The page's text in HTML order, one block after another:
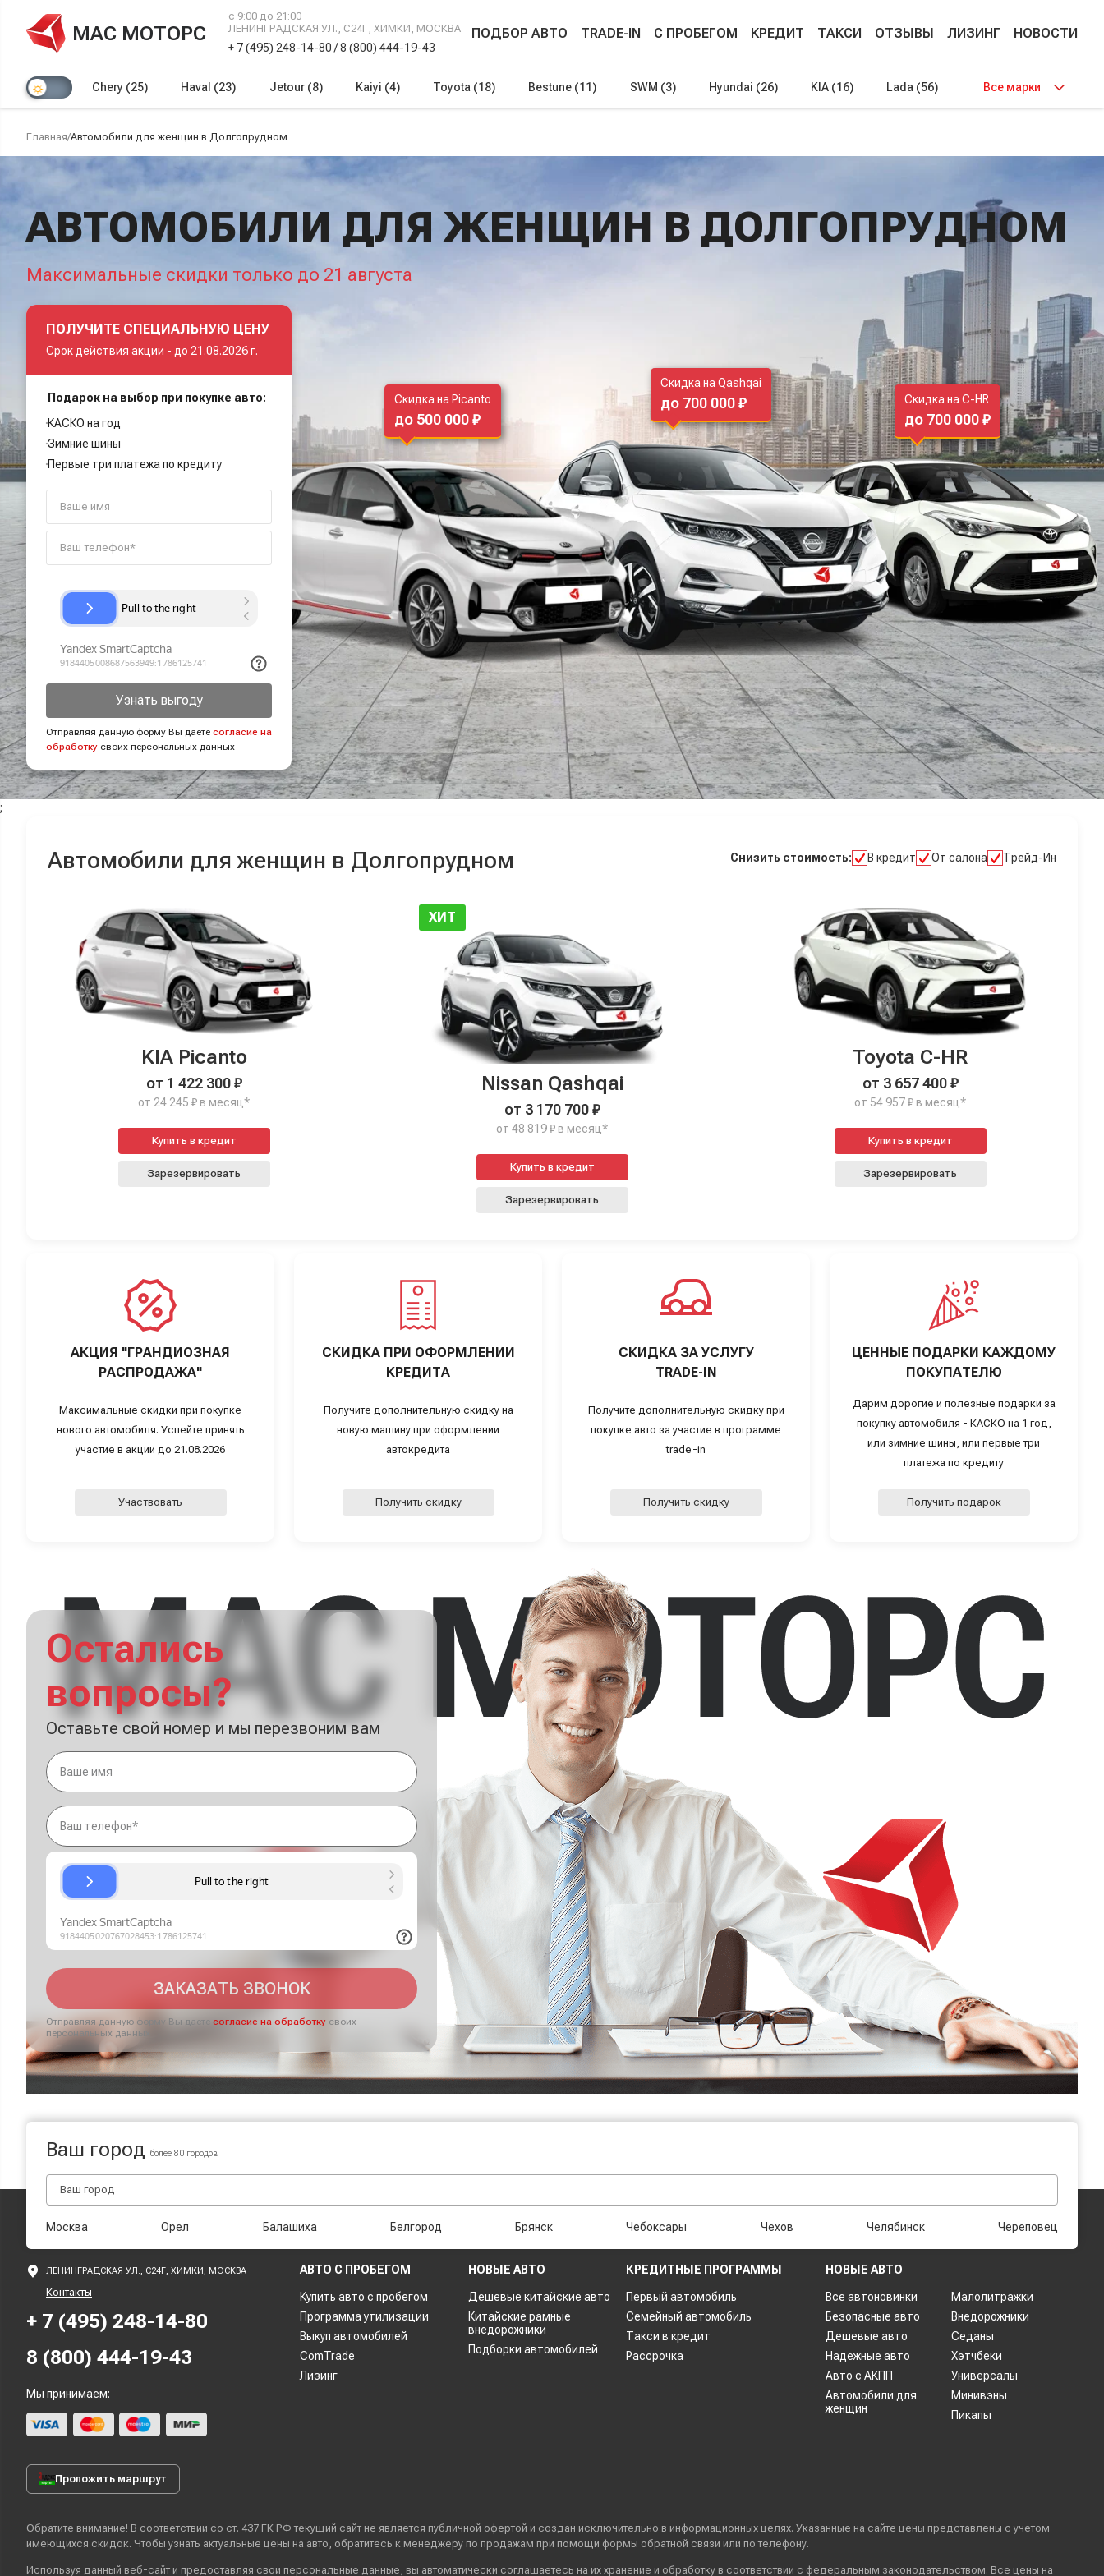
МАС МОТОРС
с 9:00 до 21:00
ЛЕНИНГРАДСКАЯ УЛ., С24Г, ХИМКИ, МОСКВА
+ 7 (495) 248-14-80 /8 (800) 444-19-43
ПОДБОР АВТО TRADE-IN С ПРОБЕГОМ КРЕДИТ ТАКСИ ОТЗЫВЫ ЛИЗИНГ НОВОСТИ
Chery (25) Haval (23) Jetour (8) Kaiyi (4) Toyota (18) Bestune (11) SWM (3) Hyundai (26) KIA (16) Lada (56) Все марки
Главная/Автомобили для женщин в Долгопрудном
АВТОМОБИЛИ ДЛЯ ЖЕНЩИН В ДОЛГОПРУДНОМ
Максимальные скидки только до 21 августа
ПОЛУЧИТЕ СПЕЦИАЛЬНУЮ ЦЕНУ
Срок действия акции - до 21.08.2026 г.
Подарок на выбор при покупке авто:
КАСКО на год
Зимние шины
Первые три платежа по кредиту
Узнать выгоду
Отправляя данную форму Вы даете согласие на
обработку своих персональных данных
Скидка на Picanto
до 500 000 ₽
Скидка на Qashqai
до 700 000 ₽ Скидка на C-HR
до 700 000 ₽
;
Автомобили для женщин в Долгопрудном Снизить стоимость: В кредит От салона Трейд-Ин
KIA Picanto
от 1 422 300 ₽
от 24 245 ₽ в месяц*
Купить в кредит
Зарезервировать
ХИТ
Nissan Qashqai
от 3 170 700 ₽
от 48 819 ₽ в месяц*
Купить в кредит
Зарезервировать
Toyota C-HR
от 3 657 400 ₽
от 54 957 ₽ в месяц*
Купить в кредит
Зарезервировать
АКЦИЯ "ГРАНДИОЗНАЯ
РАСПРОДАЖА"
Максимальные скидки при покупке
нового автомобиля. Успейте принять
участие в акции до 21.08.2026
Участвовать
СКИДКА ПРИ ОФОРМЛЕНИИ
КРЕДИТА
Получите дополнительную скидку на
новую машину при оформлении
автокредита
Получить скидку
СКИДКА ЗА УСЛУГУ
TRADE-IN
Получите дополнительную скидку при
покупке авто за участие в программе
trade-in
Получить скидку
ЦЕННЫЕ ПОДАРКИ КАЖДОМУ
ПОКУПАТЕЛЮ
Дарим дорогие и полезные подарки за
покупку автомобиля - КАСКО на 1 год,
или зимние шины, или первые три
платежа по кредиту
Получить подарок
Остались
вопросы?
Оставьте свой номер и мы перезвоним вам
ЗАКАЗАТЬ ЗВОНОК
Отправляя данную форму Вы даете согласие на обработку своих
персональных данных
Ваш город более 80 городов
Москва Орел Балашиха Белгород Брянск Чебоксары Чехов Челябинск Череповец
ЛЕНИНГРАДСКАЯ УЛ., С24Г, ХИМКИ, МОСКВА
Контакты
+ 7 (495) 248-14-80
8 (800) 444-19-43
Мы принимаем:
Проложить маршрут
АВТО С ПРОБЕГОМ
Купить авто с пробегом
Программа утилизации
Выкуп автомобилей
ComTrade
Лизинг
НОВЫЕ АВТО
Дешевые китайские авто
Китайские рамные
внедорожники
Подборки автомобилей
КРЕДИТНЫЕ ПРОГРАММЫ
Первый автомобиль
Семейный автомобиль
Такси в кредит
Рассрочка
НОВЫЕ АВТО
Все автоновинки
Безопасные авто
Дешевые авто
Надежные авто
Авто с АКПП
Автомобили для
женщин
Малолитражки
Внедорожники
Седаны
Хэтчбеки
Универсалы
Минивэны
Пикапы
Обратите внимание! В соответствии со ст. 437 ГК РФ текущий сайт не является публичной офертой и создан исключительно в информационных целях. Указанные на сайте цены представлены с учетом
имеющихся скидок. Чтобы узнать актуальные цены на авто, обратитесь к менеджеру по продажам при помощи формы обратной связи или по телефону.
Используя данный веб-сайт и предоставляя свои персональные данные , вы автоматически соглашаетесь на их хранение и обработку в соответствии с федеральным законодательством. Все цены на